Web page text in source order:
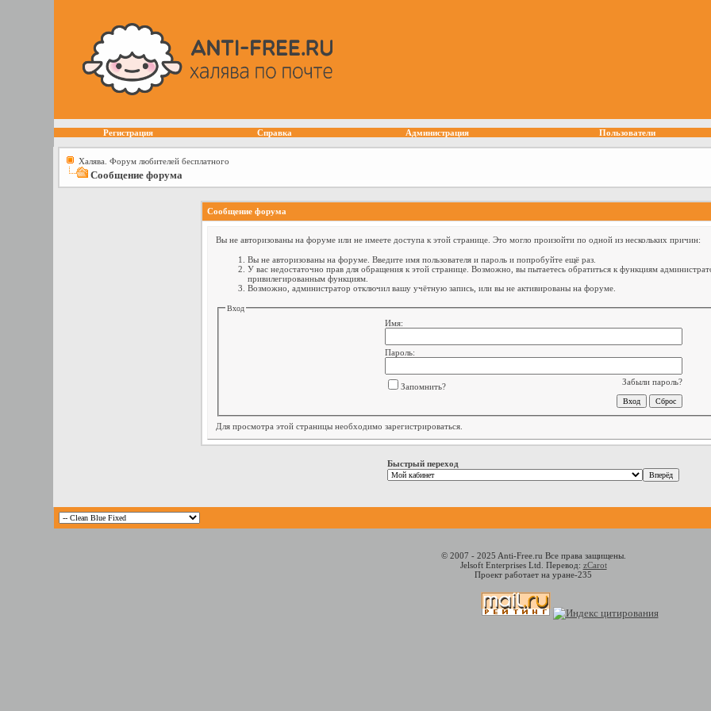
Регистрация Справка Администрация Пользователи
Халява. Форум любителей бесплатного
Сообщение форума
Сообщение форума
Вы не авторизованы на форуме или не имеете доступа к этой странице. Это могло произойти по одной из нескольких причин:
Вы не авторизованы на форуме. Введите имя пользователя и пароль и попробуйте ещё раз.
У вас недостаточно прав для обращения к этой странице. Возможно, вы пытаетесь обратиться к функциям
привилегированным функциям.
Возможно, администратор отключил вашу учётную запись, или вы не активированы на форуме.
Вход
Имя:
Пароль:
Забыли пароль?
Запомнить?
Для просмотра этой страницы необходимо зарегистрироваться.
Быстрый переход
© 2007 - 2025 Anti-Free.ru Все права защищены.
Jelsoft Enterprises Ltd. Перевод: zCarot
Проект работает на уране-235